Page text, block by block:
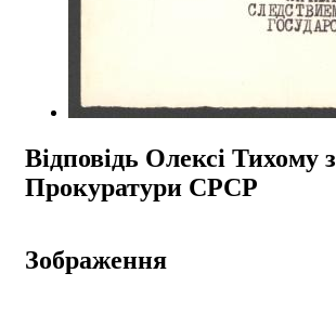
Відповідь Олексі Тихому з
Прокуратури СРСР
Зображення